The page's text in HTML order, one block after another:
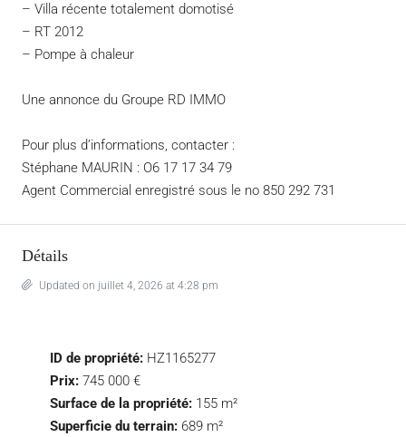
– Villa récente totalement domotisé
– RT 2012
– Pompe à chaleur
Une annonce du Groupe RD IMMO
Pour plus d’informations, contacter :
Stéphane MAURIN : O6 17 17 34 79
Agent Commercial enregistré sous le no 850 292 731
Détails
Updated on juillet 4, 2026 at 4:28 pm
ID de propriété: HZ1165277
Prix: 745 000 €
Surface de la propriété: 155 m²
Superficie du terrain: 689 m²